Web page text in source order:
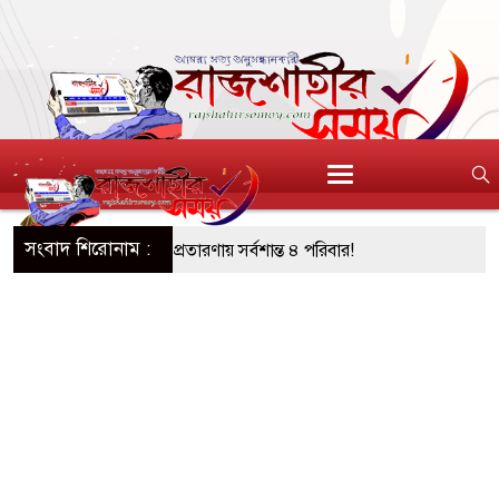
সংবাদ শিরোনাম :
আশ্বাস: দুুই যুবকের প্রতারণায় সর্বশান্ত ৪ পরিবার!